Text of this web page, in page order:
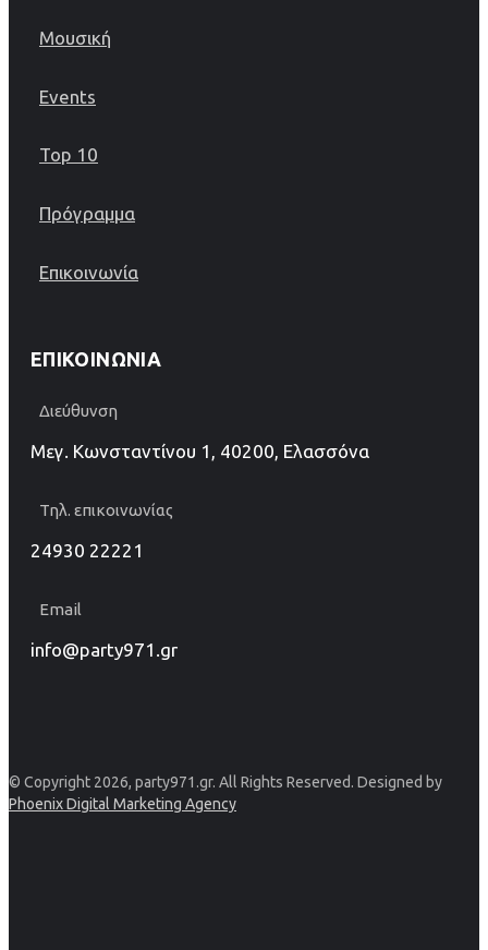
Μουσική
Events
Top 10
Πρόγραμμα
Επικοινωνία
ΕΠΙΚΟΙΝΩΝΊΑ
Διεύθυνση
Μεγ. Κωνσταντίνου 1, 40200, Ελασσόνα
Τηλ. επικοινωνίας
24930 22221
Email
info@party971.gr
© Copyright 2026, party971.gr. All Rights Reserved. Designed by
Phoenix Digital Marketing Agency